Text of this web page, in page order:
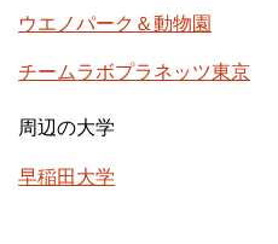
ウエノパーク＆動物園
チームラボプラネッツ東京
周辺の大学
早稲田大学